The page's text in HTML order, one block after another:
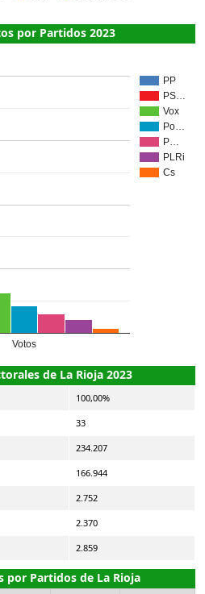
por Partidos 2023
PP
PS…
Vox
Po…
P…
PLRi
Cs
Votos
de La Rioja 2023
100,00%
33
234.207
166.944
2.752
2.370
2.859
por Partidos de La Rioja